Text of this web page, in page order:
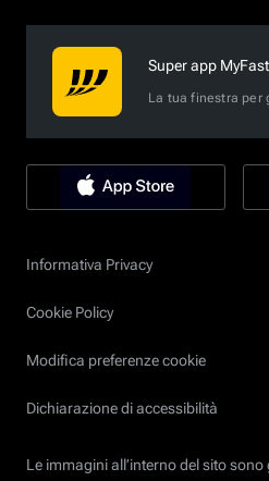
Super app
La tua finestra per
Informativa Privacy
Cookie Policy
Modifica preferenze cookie
Dichiarazione di accessibilità
Le immagini all’interno del sito